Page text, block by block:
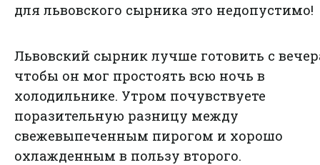
для львовского сырника это недопустимо!
Львовский сырник лучше готовить с
чтобы он мог простоять всю ночь в
холодильнике. Утром почувствуете
поразительную разницу между
свежевыпеченным пирогом и хорошо
охлажденным в пользу второго.